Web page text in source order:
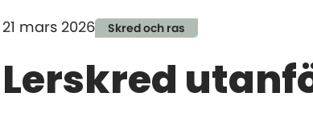
21 mars 2026 Skred och ras
Lerskred